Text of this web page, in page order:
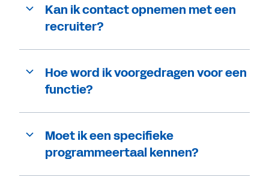
Kan ik contact opnemen met een
recruiter?
Hoe word ik voorgedragen voor een
functie?
Moet ik een specifieke
programmeertaal kennen?